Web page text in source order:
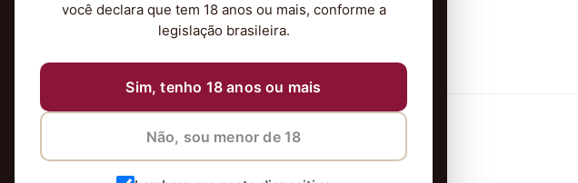
você declara que tem 18 anos ou mais, conforme a
legislação brasileira.
Sim, tenho 18 anos ou mais
Não, sou menor de 18